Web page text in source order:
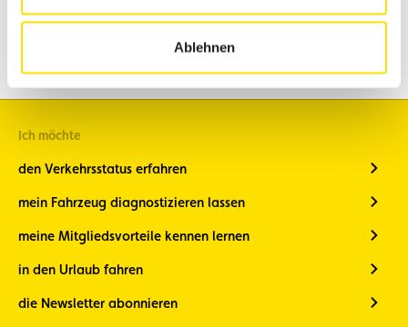
Ablehnen
Ich möchte
den Verkehrsstatus erfahren
mein Fahrzeug diagnostizieren lassen
meine Mitgliedsvorteile kennen lernen
in den Urlaub fahren
die Newsletter abonnieren